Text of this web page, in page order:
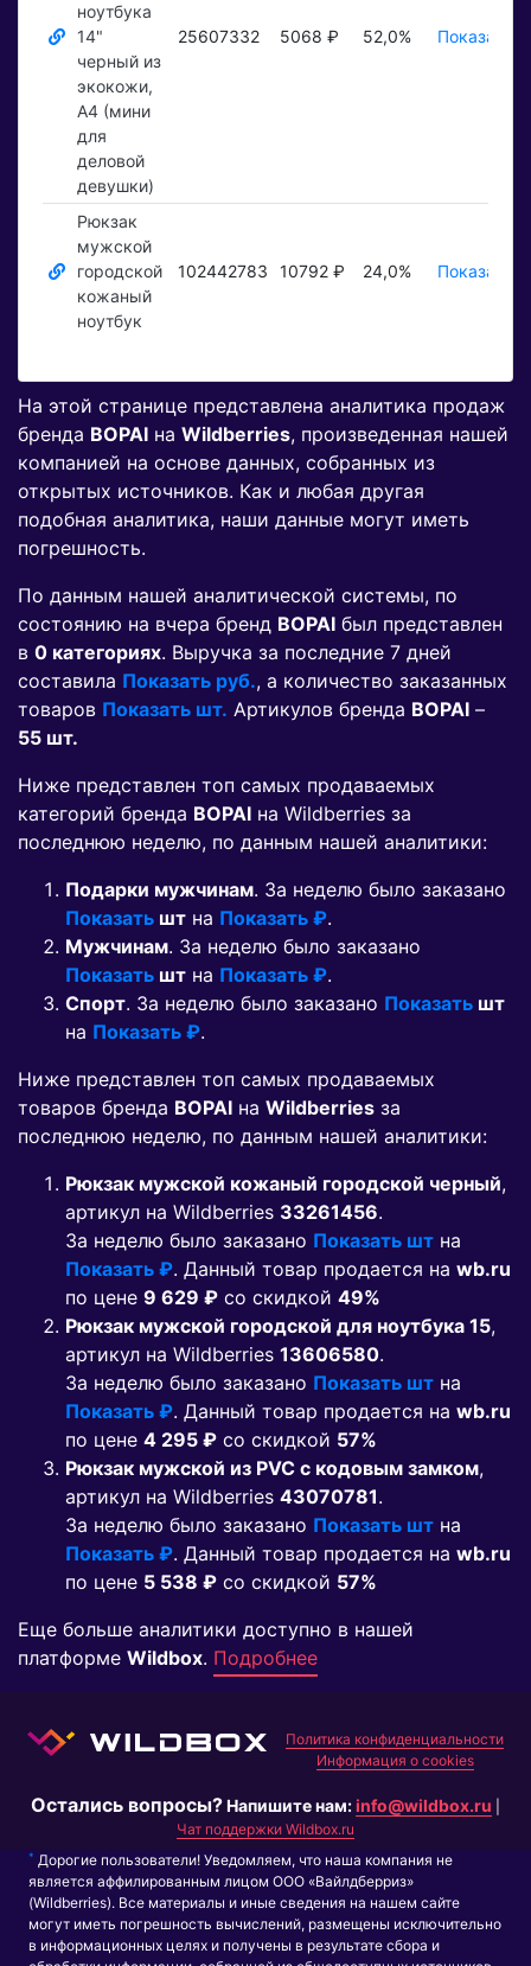
ноутбука
14"
черный из
экокожи,
A4 (мини
для
деловой
девушки)
25607332 5068 ₽ 52,0% Показать ₽
Рюкзак
мужской
городской
кожаный
ноутбук
102442783 10792 ₽ 24,0% Показать ₽
На этой странице представлена аналитика продаж
бренда BOPAI на Wildberries, произведенная нашей
компанией на основе данных, собранных из
открытых источников. Как и любая другая
подобная аналитика, наши данные могут иметь
погрешность.
По данным нашей аналитической системы, по
состоянию на вчера бренд BOPAI был представлен
в 0 категориях. Выручка за последние 7 дней
составила Показать руб., а количество заказанных
товаров Показать шт. Артикулов бренда BOPAI –
55 шт.
Ниже представлен топ самых продаваемых
категорий бренда BOPAI на Wildberries за
последнюю неделю, по данным нашей аналитики:
Подарки мужчинам. За неделю было заказано
Показать шт на Показать ₽.
Мужчинам. За неделю было заказано
Показать шт на Показать ₽.
Спорт. За неделю было заказано Показать шт
на Показать ₽.
Ниже представлен топ самых продаваемых
товаров бренда BOPAI на Wildberries за
последнюю неделю, по данным нашей аналитики:
Рюкзак мужской кожаный городской черный,
артикул на Wildberries 33261456.
За неделю было заказано Показать шт на
Показать ₽. Данный товар продается на wb.ru
по цене 9 629 ₽ co скидкой 49%
Рюкзак мужской городской для ноутбука 15,
артикул на Wildberries 13606580.
За неделю было заказано Показать шт на
Показать ₽. Данный товар продается на wb.ru
по цене 4 295 ₽ co скидкой 57%
Рюкзак мужской из PVC с кодовым замком,
артикул на Wildberries 43070781.
За неделю было заказано Показать шт на
Показать ₽. Данный товар продается на wb.ru
по цене 5 538 ₽ co скидкой 57%
Еще больше аналитики доступно в нашей
платформе Wildbox. Подробнее
Политика конфиденциальности
Информация о cookies
Остались вопросы?Напишите нам:info@wildbox.ru
Чат поддержки Wildbox.ru
* Дорогие пользователи! Уведомляем, что наша компания не
является аффилированным лицом ООО «Вайлдберриз»
(Wildberries). Все материалы и иные сведения на нашем сайте
могут иметь погрешность вычислений, размещены исключительно
в информационных целях и получены в результате сбора и